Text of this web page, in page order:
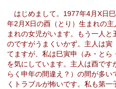
はじめまして。1977年4月X日
年2月X日の酉（とり）生まれの
まれの女児がいます。もう一人
のですがうまくいかず。主人は寅
てますが、私は巳寅申（み・と
を気にしています。主人は酉で
らく申年の間違え？）の間が多
くトラブルが怖いです。私も第